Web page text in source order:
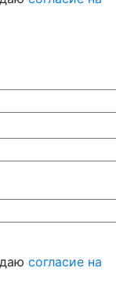
согласие на